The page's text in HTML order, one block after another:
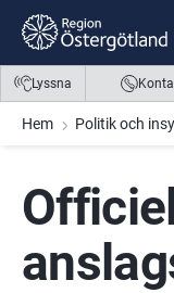
Gå till innehåll
Gå till meny
Gå till sidfot
Lyssna
Hem Politik och
Officiell